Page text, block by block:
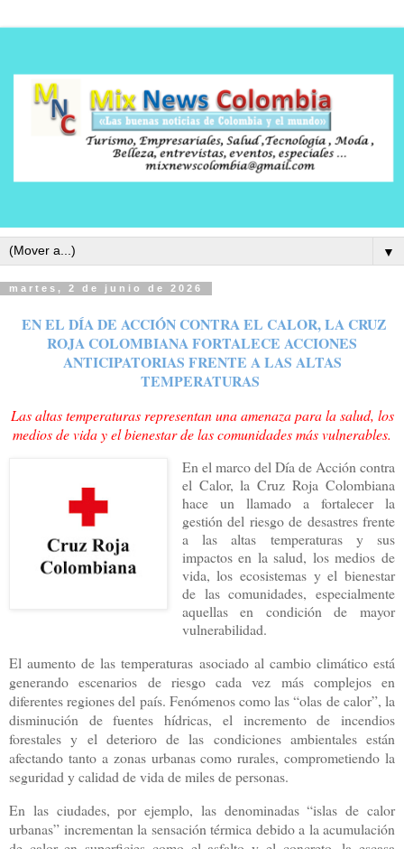
▼
martes, 2 de junio de 2026
EN EL DÍA DE ACCIÓN CONTRA EL CALOR, LA CRUZ
ROJA COLOMBIANA FORTALECE ACCIONES
ANTICIPATORIAS FRENTE A LAS ALTAS
TEMPERATURAS
Las altas temperaturas representan una amenaza para la salud, los
medios de vida y el bienestar de las comunidades más vulnerables.
En el marco del Día de Acción contra
el Calor, la Cruz Roja Colombiana
hace un llamado a fortalecer la
gestión del riesgo de desastres frente
a las altas temperaturas y sus
impactos en la salud, los medios de
vida, los ecosistemas y el bienestar
de las comunidades, especialmente
aquellas en condición de mayor
vulnerabilidad.
El aumento de las temperaturas asociado al cambio climático está
generando escenarios de riesgo cada vez más complejos en
diferentes regiones del país. Fenómenos como las “olas de calor”, la
disminución de fuentes hídricas, el incremento de incendios
forestales y el deterioro de las condiciones ambientales están
afectando tanto a zonas urbanas como rurales, comprometiendo la
seguridad y calidad de vida de miles de personas.
En las ciudades, por ejemplo, las denominadas “islas de calor
urbanas” incrementan la sensación térmica debido a la acumulación